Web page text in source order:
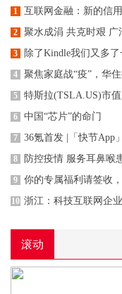
1 互联网金融：新的信
2 聚水成涓 共克时艰 广
3 除了Kindle我们又多
4 聚焦家庭战“疫”，华
5 特斯拉(TSLA.US)市
6 中国“芯片”的命门
7 36氪首发 |「快节App
8 防控疫情 服务耳鼻喉
9 你的专属福利请签收
10 浙江：科技互联网企
滚动